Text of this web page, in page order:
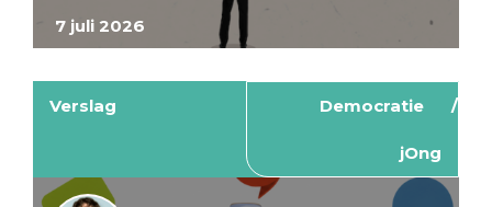
7 juli 2026
Verslag Democratie
jOng